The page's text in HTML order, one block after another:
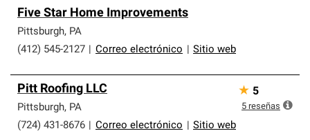
Five Star Home Improvements
Pittsburgh, PA
(412) 545-2127
Correo electrónico Sitio web
Pitt Roofing LLC
Pittsburgh, PA
(724) 431-8676
Correo electrónico Sitio web
★ 5
5 reseñas